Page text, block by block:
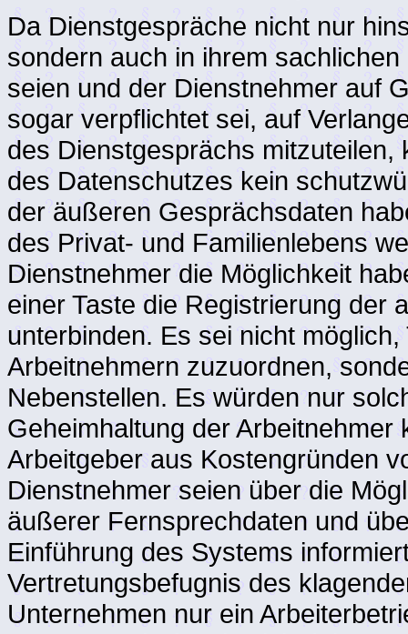
Da Dienstgespräche nicht nur
sondern auch in ihrem
seien und der Dienstnehmer auf
sogar verpflichtet sei, auf
des Dienstgesprächs
des Datenschutzes kein
der äußeren Gesprächsdaten
des Privat- und Familienlebens
Dienstnehmer die Möglichkeit
einer Taste die Registrierung der
unterbinden. Es sei nicht
Arbeitnehmern zuzuordnen,
Nebenstellen. Es würden nur
Geheimhaltung der
Arbeitgeber aus Kostengründen
Dienstnehmer seien über die
äußerer Fernsprechdaten und
Einführung des Systems
Vertretungsbefugnis des
Unternehmen nur ein